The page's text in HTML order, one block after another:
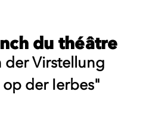
du théâtre
der Virstellung
der Ierbes"